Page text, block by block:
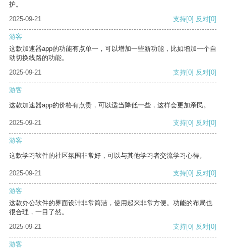
护。
2025-09-21
支持[0] 反对[0]
游客
这款加速器app的功能有点单一，可以增加一些新功能，比如增加一个自
动切换线路的功能。
2025-09-21
支持[0] 反对[0]
游客
这款加速器app的价格有点贵，可以适当降低一些，这样会更加亲民。
2025-09-21 支持[0] 反对[0]
游客
这款学习软件的社区氛围非常好，可以与其他学习者交流学习心得。
2025-09-21 支持[0] 反对[0]
游客
这款办公软件的界面设计非常简洁，使用起来非常方便。功能的布局也
很合理，一目了然。
2025-09-21
支持[0] 反对[0]
游客